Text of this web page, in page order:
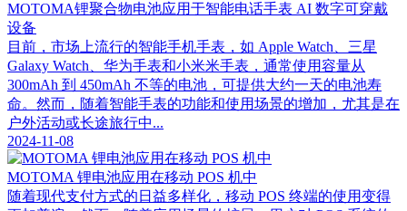
MOTOMA锂聚合物电池应用于智能电话手表 AI 数字可穿戴
设备
目前，市场上流行的智能手机手表，如 Apple Watch、三星
Galaxy Watch、华为手表和小米米手表，通常使用容量从
300mAh 到 450mAh 不等的电池，可提供大约一天的电池寿
命。然而，随着智能手表的功能和使用场景的增加，尤其是在
户外活动或长途旅行中...
2024-11-08
MOTOMA 锂电池应用在移动 POS 机中
随着现代支付方式的日益多样化，移动 POS 终端的使用变得